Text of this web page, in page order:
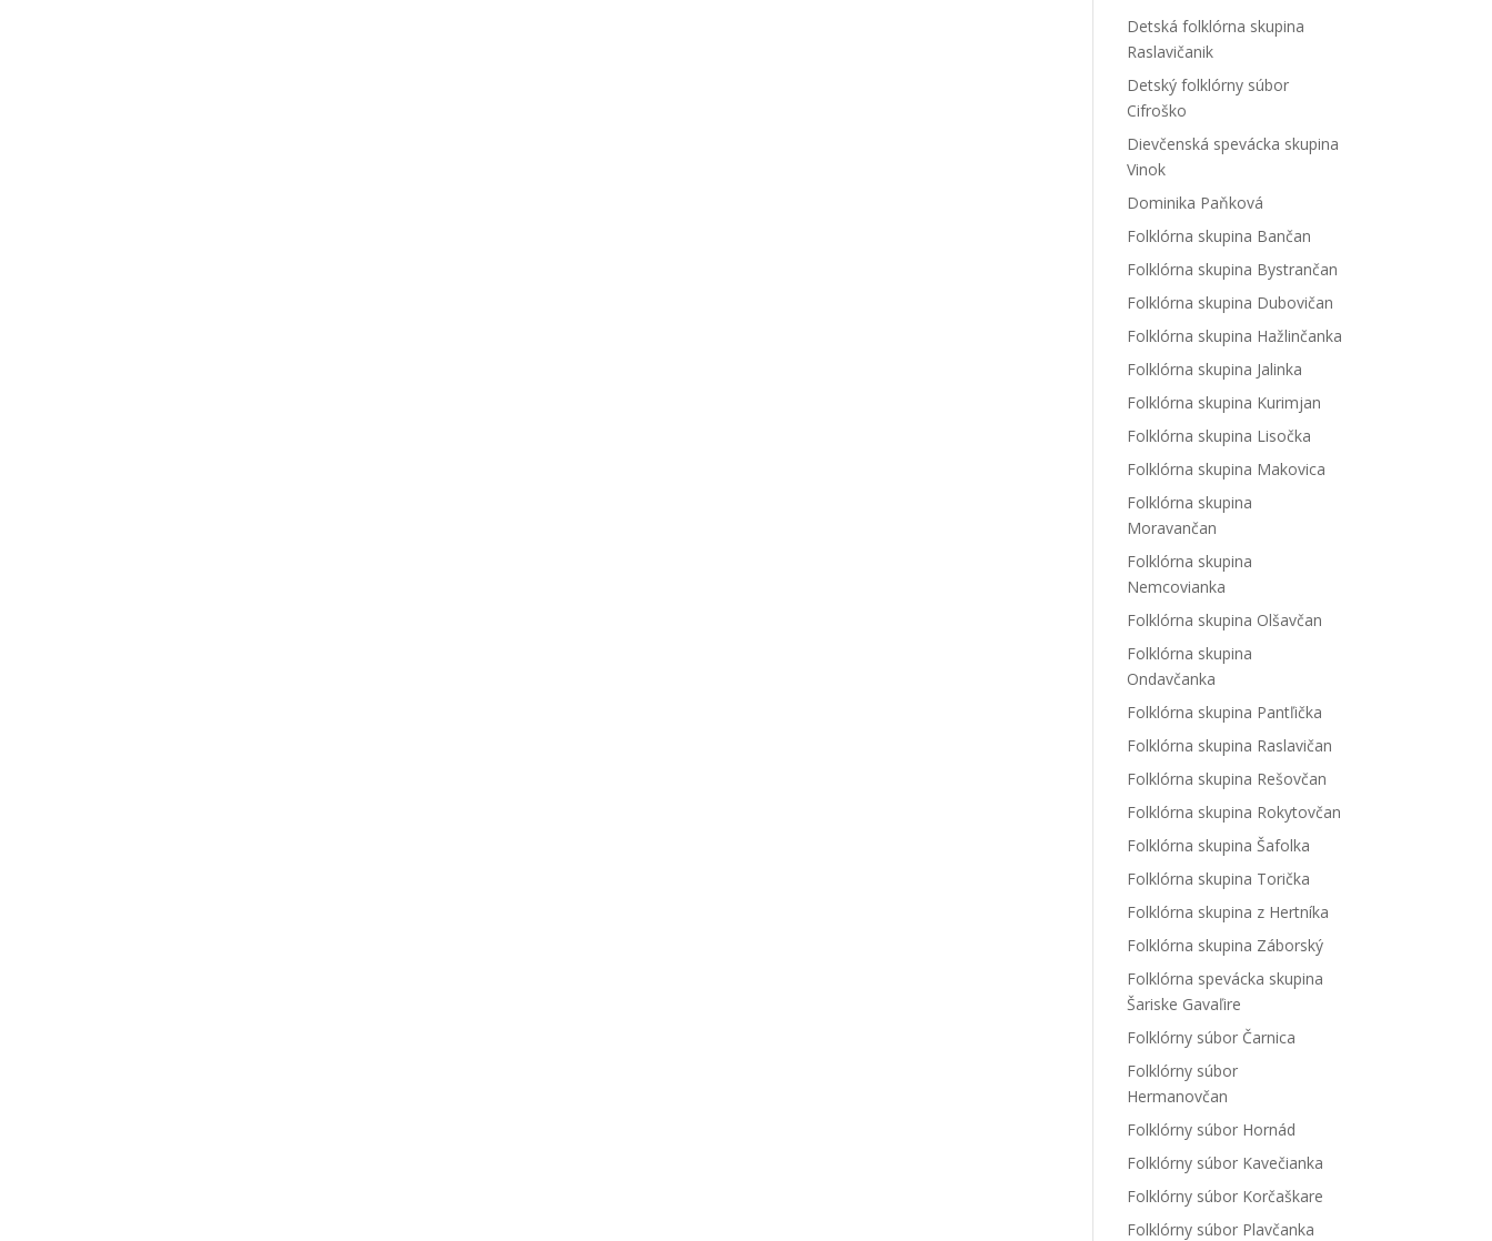
Detská folklórna skupina
Raslavičanik
Detský folklórny súbor
Cifroško
Dievčenská spevácka skupina
Vinok
Dominika Paňková
Folklórna skupina Bančan
Folklórna skupina Bystrančan
Folklórna skupina Dubovičan
Folklórna skupina Hažlinčanka
Folklórna skupina Jalinka
Folklórna skupina Kurimjan
Folklórna skupina Lisočka
Folklórna skupina Makovica
Folklórna skupina
Moravančan
Folklórna skupina
Nemcovianka
Folklórna skupina Olšavčan
Folklórna skupina
Ondavčanka
Folklórna skupina Pantľička
Folklórna skupina Raslavičan
Folklórna skupina Rešovčan
Folklórna skupina Rokytovčan
Folklórna skupina Šafolka
Folklórna skupina Torička
Folklórna skupina z Hertníka
Folklórna skupina Záborský
Folklórna spevácka skupina
Šariske Gavaľire
Folklórny súbor Čarnica
Folklórny súbor
Hermanovčan
Folklórny súbor Hornád
Folklórny súbor Kavečianka
Folklórny súbor Korčaškare
Folklórny súbor Plavčanka